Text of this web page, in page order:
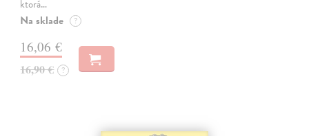
ktorá…
Na sklade ?
16,06 €
16,90 € ?